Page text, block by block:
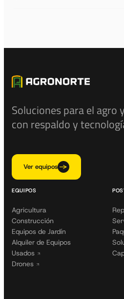
Soluciones para el agro
con respaldo y
Ver equipos
EQUIPOS
Agricultura
Construcción
Equipos de Jardín
Alquiler de Equipos
Usados
Drones